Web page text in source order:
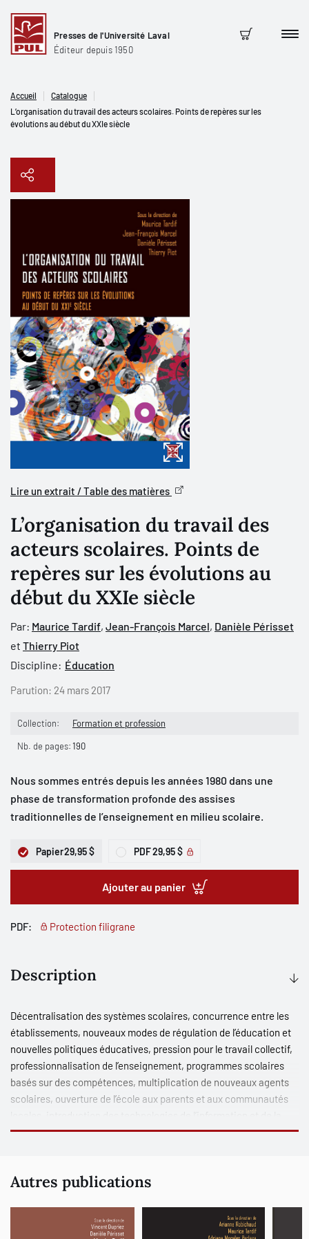
Presses de l'Université Laval
Éditeur depuis 1950
Panier
Accueil
Catalogue
L’organisation du travail des acteurs scolaires. Points de repères sur les
évolutions au début du XXIe siècle
Lire un extrait / Table des matières
L’organisation du travail des
acteurs scolaires. Points de
repères sur les évolutions au
début du XXIe siècle
Par: Maurice Tardif, Jean-François Marcel, Danièle Périsset
et Thierry Piot
Discipline: Éducation
Parution: 24 mars 2017
Collection: Formation et profession
Nb. de pages:190
Nous sommes entrés depuis les années 1980 dans une
phase de transformation profonde des assises
traditionnelles de l’enseignement en milieu scolaire.
Papier29,95 $ PDF29,95 $
Ajouter au panier
PDF: Protection filigrane
Description
Décentralisation des systèmes scolaires, concurrence entre les
établissements, nouveaux modes de régulation de l’éducation et
nouvelles politiques éducatives, pression pour le travail collectif,
professionnalisation de l’enseignement, programmes scolaires
basés sur des compétences, multiplication de nouveaux agents
scolaires, ouverture de l’école aux parents et aux communautés
communication (TIC), voilà seulement quelques-uns des
personnel scolaire et son travail ? Comment les acteurs scolaires,
conçues et négociées aujourd’hui les interactions entre ces
acteurs au sein des établissements : collaboration ou conflit,
Autres publications